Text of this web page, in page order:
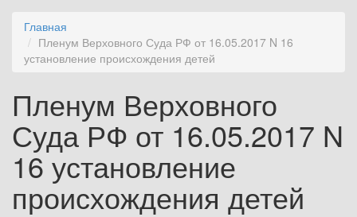
Главная
Пленум Верховного Суда РФ от 16.05.2017 N 16
установление происхождения детей
Пленум Верховного
Суда РФ от 16.05.2017 N
16 установление
происхождения детей